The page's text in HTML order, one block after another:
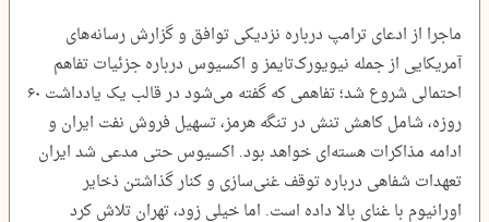
ماجرا از ادعای ترامپ درباره نزدیکی توافق و گزارش رسانه‌های
آمریکایی از جمله نیویورک‌تایمز و اکسیوس درباره جزئیات تفاهم
احتمالی شروع شد؛ تفاهمی که گفته می‌شود در قالب یک یادداشت ۶۰
روزه، شامل کاهش تنش در تنگه هرمز، تسهیل فروش نفت ایران و
ادامه مذاکرات هسته‌ای خواهد بود. اکسیوس حتی مدعی شد ایران
تعهدات شفاهی درباره توقف غنی‌سازی و کنار گذاشتن ذخایر
اورانیوم با غنای بالا داده است. اما خیلی زود، تهران تلاش کرد